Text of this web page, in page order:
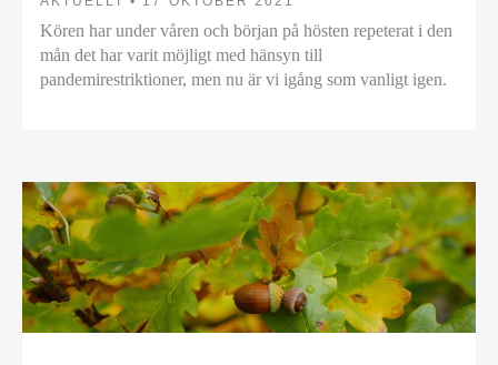
Kören har under våren och början på hösten repeterat i den
mån det har varit möjligt med hänsyn till
pandemirestriktioner, men nu är vi igång som vanligt igen.